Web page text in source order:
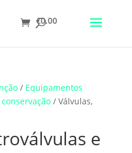
€0.00
/ Equipamentos
/ Válvulas,
e